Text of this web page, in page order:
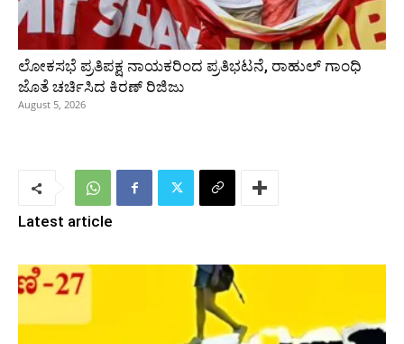
ಲೋಕಸಭೆ ಪ್ರತಿಪಕ್ಷ ನಾಯಕರಿಂದ ಪ್ರತಿಭಟನೆ, ರಾಹುಲ್‌ ಗಾಂಧಿ
ಜೊತೆ ಚರ್ಚಿಸಿದ ಕಿರಣ್‌ ರಿಜಿಜು
August 5, 2026
Latest article